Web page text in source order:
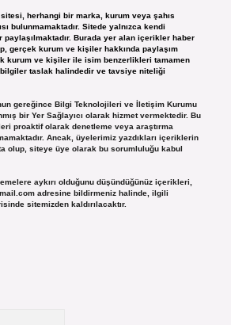
sitesi, herhangi bir marka, kurum veya şahıs
bulunmamaktadır. Sitede yalnızca kendi
paylaşılmaktadır. Burada yer alan içerikler haber
gerçek kurum ve kişiler hakkında paylaşım
kurum ve kişiler ile isim benzerlikleri tamamen
taslak halindedir ve tavsiye niteliği
gereğince Bilgi Teknolojileri ve İletişim Kurumu
bir Yer Sağlayıcı olarak hizmet vermektedir. Bu
proaktif olarak denetleme veya araştırma
Ancak, üyelerimiz yazdıkları içeriklerin
olup, siteye üye olarak bu sorumluluğu kabul
aykırı olduğunu düşündüğünüz içerikleri,
adresine bildirmeniz halinde, ilgili
sitemizden kaldırılacaktır.